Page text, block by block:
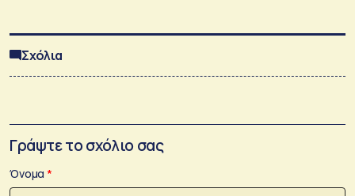
Σχόλια
Γράψτε το σχόλιο σας
Όνομα